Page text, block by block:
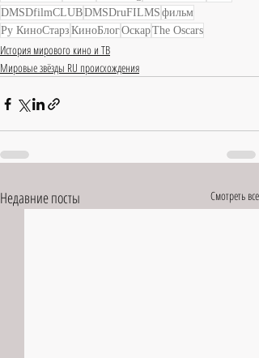
DMSDfilmCLUBDMSDruFILMS фильм
Ру КиноСтарз КиноБлогОскарThe Oscars
История мирового кино и ТВ
Мировые звёзды RU происхождения
Недавние посты Смотреть все